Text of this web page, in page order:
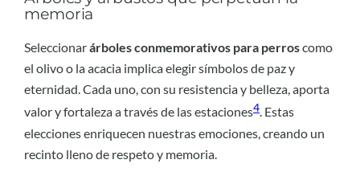
memoria
Seleccionarárboles conmemorativos para perroscomo
el olivo o la acacia implica elegir símbolos de paz y
eternidad. Cada uno, con su resistencia y belleza, aporta
valor y fortaleza a través de las estaciones4. Estas
elecciones enriquecen nuestras emociones, creando un
recinto lleno de respeto y memoria.